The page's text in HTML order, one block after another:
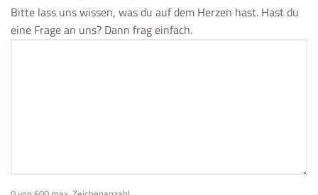
Bitte lass uns wissen, was du auf dem Herzen hast. Hast du
eine Frage an uns? Dann frag einfach.